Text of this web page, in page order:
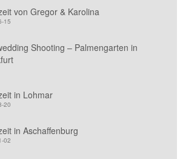
von Gregor & Karolina
15
Shooting – Palmengarten in
in Lohmar
20
in Aschaffenburg
02